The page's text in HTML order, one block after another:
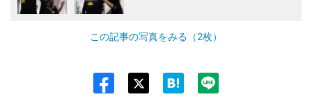
この記事の写真をみる（2枚）